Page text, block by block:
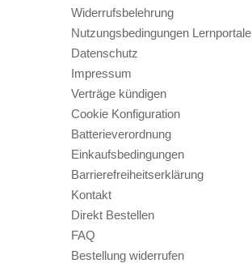
Widerrufsbelehrung
Nutzungsbedingungen Lernportale
Datenschutz
Impressum
Verträge kündigen
Cookie Konfiguration
Batterieverordnung
Einkaufsbedingungen
Barrierefreiheitserklärung
Kontakt
Direkt Bestellen
FAQ
Bestellung widerrufen